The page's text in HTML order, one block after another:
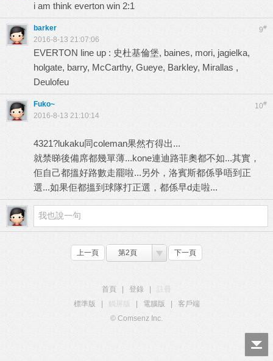
i am think everton win 2:1
9#
barker
2016-8-13 21:07:06
EVERTON line up : 史杜基倫堡, baines, mori, jagielka,
holgate, barry, McCarthy, Gueye, Barkley, Mirallas ,
Deulofeu
10#
Fuko~
2016-8-13 21:10:14
4321?lukaku同coleman果然冇得出...
就禁睇後備席都幾單薄...kone連迪路菲奧都不如...其實，
佢自己都搵好路數走罷啦...另外，洛賓斯都係爭唔到正
選...如果佢都搵到球隊打正選，都係早d走啦...
上一頁 第2頁 下一頁
首頁 登錄
標準版
觸屏版 電腦版
客戶端
© Comsenz Inc.